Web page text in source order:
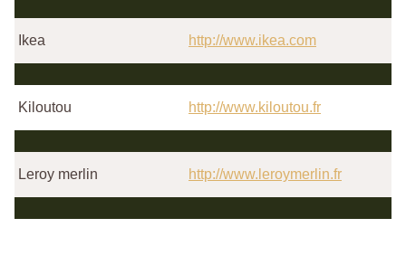
Ikea http://www.ikea.com
Kiloutou http://www.kiloutou.fr
Leroy merlin http://www.leroymerlin.fr